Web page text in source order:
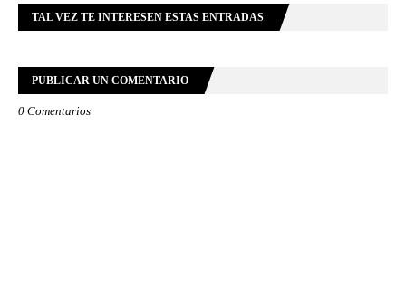
TAL VEZ TE INTERESEN ESTAS ENTRADAS
PUBLICAR UN COMENTARIO
0 Comentarios